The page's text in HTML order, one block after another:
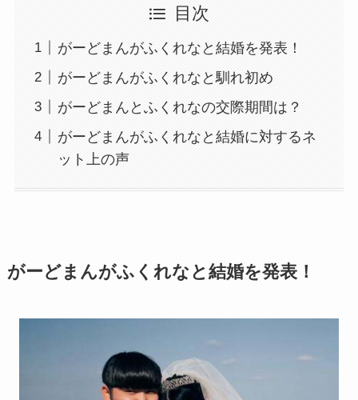
目次
がーどまんがふくれなと結婚を発表！
がーどまんがふくれなと馴れ初め
がーどまんとふくれなの交際期間は？
がーどまんがふくれなと結婚に対するネ
ット上の声
がーどまんがふくれなと結婚を発表！